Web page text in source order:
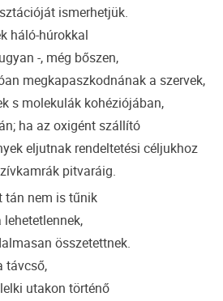
ismerhetjük.
háló-húrokkal
-, még bőszen,
megkapaszkodnának a szervek,
s molekulák kohéziójában,
ha az oxigént szállító
eljutnak rendeltetési céljukhoz
pitvaráig.
tán nem is tűnik
lehetetlennek,
összetettnek.
távcső,
utakon történő